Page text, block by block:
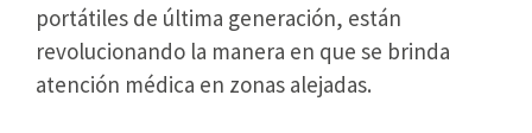
portátiles de última generación, están
revolucionando la manera en que se brinda
atención médica en zonas alejadas.